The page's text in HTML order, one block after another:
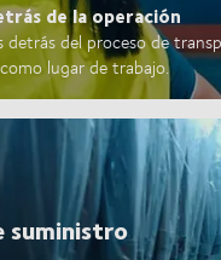
de la operación
detrás del proceso de
lugar de trabajo.
suministro